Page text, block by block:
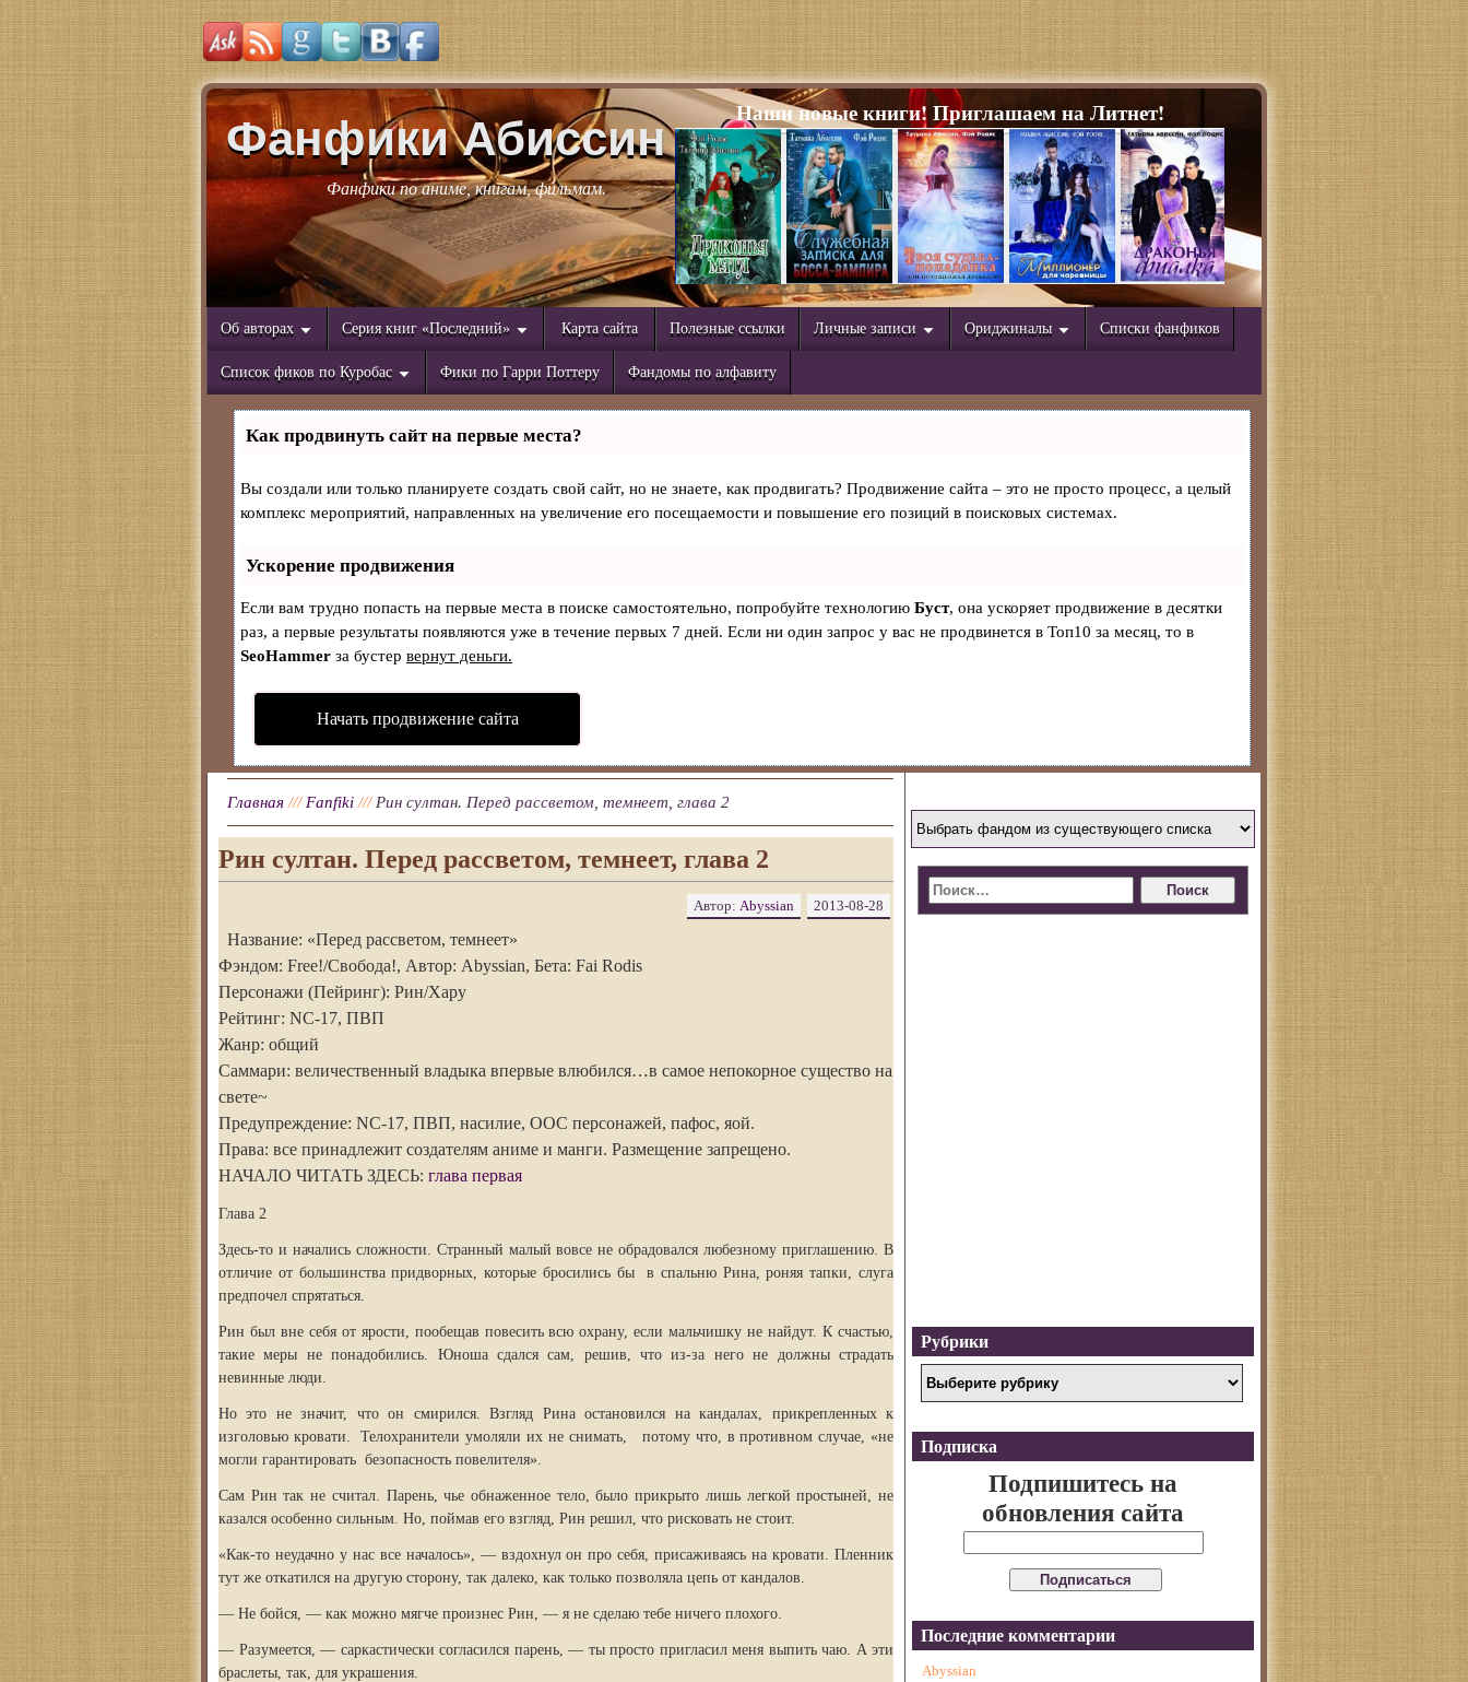
Фанфики Абиссин
Фанфики по аниме, книгам, фильмам.
Наши новые книги! Приглашаем на Литнет!
Об авторах Серия книг «Последний» Карта сайта Полезные ссылки Личные записи Ориджиналы Списки фанфиков
Список фиков по Куробас Фики по Гарри Поттеру Фандомы по алфавиту
Как продвинуть сайт на первые места?
Вы создали или только планируете создать свой сайт, но не знаете, как продвигать? Продвижение сайта – это не просто процесс, а целый
комплекс мероприятий, направленных на увеличение его посещаемости и повышение его позиций в поисковых системах.
Ускорение продвижения
Если вам трудно попасть на первые места в поиске самостоятельно, попробуйте технологию Буст, она ускоряет продвижение в десятки
раз, а первые результаты появляются уже в течение первых 7 дней. Если ни один запрос у вас не продвинется в Топ10 за месяц, то в
SeoHammer за бустер вернут деньги.
Начать продвижение сайта
Главная /// Fanfiki /// Рин султан. Перед рассветом, темнеет, глава 2
Рин султан. Перед рассветом, темнеет, глава 2
2013-08-28
Автор: Abyssian
Название: «Перед рассветом, темнеет»
Фэндом: Free!/Свобода!, Автор: Abyssian, Бета: Fai Rodis
Персонажи (Пейринг): Рин/Хару
Рейтинг: NC-17, ПВП
Жанр: общий
Саммари: величественный владыка впервые влюбился…в самое непокорное существо на
свете~
Предупреждение: NC-17, ПВП, насилие, ООС персонажей, пафос, яой.
Права: все принадлежит создателям аниме и манги. Размещение запрещено.
НАЧАЛО ЧИТАТЬ ЗДЕСЬ: глава первая
Глава 2
Здесь-то и начались сложности. Странный малый вовсе не обрадовался любезному приглашению. В
отличие от большинства придворных, которые бросились бы в спальню Рина, роняя тапки, слуга
предпочел спрятаться.
Рин был вне себя от ярости, пообещав повесить всю охрану, если мальчишку не найдут. К счастью,
такие меры не понадобились. Юноша сдался сам, решив, что из-за него не должны страдать
невинные люди.
Но это не значит, что он смирился. Взгляд Рина остановился на кандалах, прикрепленных к
изголовью кровати. Телохранители умоляли их не снимать, потому что, в противном случае, «не
могли гарантировать безопасность повелителя».
Сам Рин так не считал. Парень, чье обнаженное тело, было прикрыто лишь легкой простыней, не
казался особенно сильным. Но, поймав его взгляд, Рин решил, что рисковать не стоит.
«Как-то неудачно у нас все началось», — вздохнул он про себя, присаживаясь на кровати. Пленник
тут же откатился на другую сторону, так далеко, как только позволяла цепь от кандалов.
— Не бойся, — как можно мягче произнес Рин, — я не сделаю тебе ничего плохого.
— Разумеется, — саркастически согласился парень, — ты просто пригласил меня выпить чаю. А эти
браслеты, так, для украшения.
Рубрики
Подписка
Подпишитесь на
обновления сайта
Последние комментарии
Abyssian